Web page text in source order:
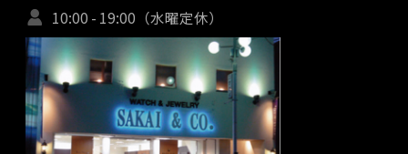
10:00 - 19:00（水曜定休）